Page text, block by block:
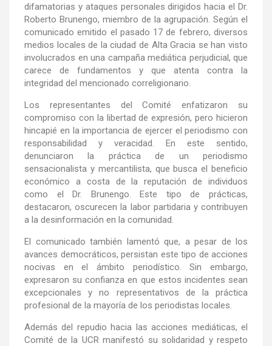
difamatorias y ataques personales dirigidos hacia el Dr.
Roberto Brunengo, miembro de la agrupación. Según el
comunicado emitido el pasado 17 de febrero, diversos
medios locales de la ciudad de Alta Gracia se han visto
involucrados en una campaña mediática perjudicial, que
carece de fundamentos y que atenta contra la
integridad del mencionado correligionario.
Los representantes del Comité enfatizaron su
compromiso con la libertad de expresión, pero hicieron
hincapié en la importancia de ejercer el periodismo con
responsabilidad y veracidad. En este sentido,
denunciaron la práctica de un periodismo
sensacionalista y mercantilista, que busca el beneficio
económico a costa de la reputación de individuos
como el Dr. Brunengo. Este tipo de prácticas,
destacaron, oscurecen la labor partidaria y contribuyen
a la desinformación en la comunidad.
El comunicado también lamentó que, a pesar de los
avances democráticos, persistan este tipo de acciones
nocivas en el ámbito periodístico. Sin embargo,
expresaron su confianza en que estos incidentes sean
excepcionales y no representativos de la práctica
profesional de la mayoría de los periodistas locales.
Además del repudio hacia las acciones mediáticas, el
Comité de la UCR manifestó su solidaridad y respeto